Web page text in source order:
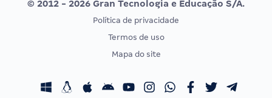
Vunesp
CONCURSOS POR PROFISSÃO
Concursos Fiscais
EXAME DE ORDEM
Calendário OAB
© 2012 - 2026 Gran Tecnologia e Educação S/A.
Política de privacidade
Termos de uso
Mapa do site